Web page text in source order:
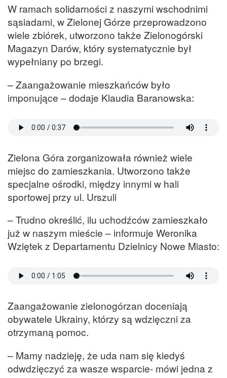
W ramach solidarności z naszymi wschodnimi
sąsiadami, w Zielonej Górze przeprowadzono
wiele zbiórek, utworzono także Zielonogórski
Magazyn Darów, który systematycznie był
wypełniany po brzegi.
– Zaangażowanie mieszkańców było
imponujące – dodaje Klaudia Baranowska:
Zielona Góra zorganizowała również wiele
miejsc do zamieszkania. Utworzono także
specjalne ośrodki, między innymi w hali
sportowej przy ul. Urszuli
– Trudno określić, ilu uchodźców zamieszkało
już w naszym mieście – informuje Weronika
Wziętek z Departamentu Dzielnicy Nowe Miasto:
Zaangażowanie zielonogórzan doceniają
obywatele Ukrainy, którzy są wdzięczni za
otrzymaną pomoc.
– Mamy nadzieję, że uda nam się kiedyś
odwdzięczyć za wasze wsparcie- mówi jedna z